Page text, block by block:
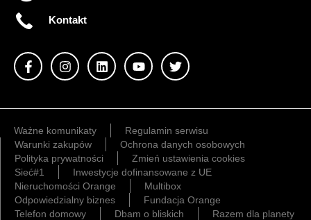
Kontakt
Ważne komunikaty
Regulamin serwisu
Warunki zakupów
Ochrona danych osobowych
Polityka prywatności
Zmień ustawienia cookies
Sieć#1
Inwestycje dofinansowane z UE
Nieruchomości Orange
Multibox
Odpowiedzialny biznes
Fundacja Orange
Telefon domowy
Dbam o bliskich Razem dla planety